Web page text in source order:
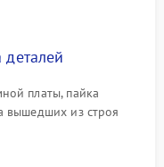
платы, пайка
вышедших из строя
неисправного
шлейфов и